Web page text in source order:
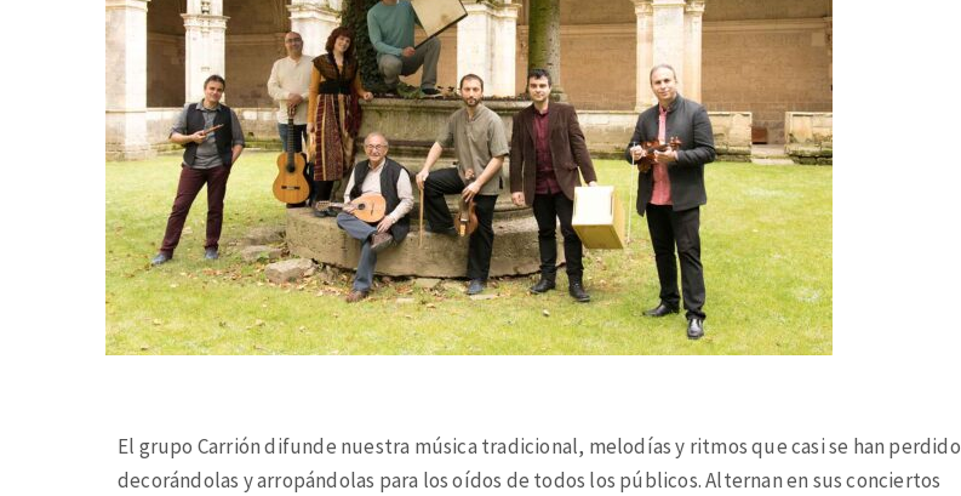
El grupo Carrión difunde nuestra música tradicional, melodías y ritmos que casi se han perdido
decorándolas y arropándolas para los oídos de todos los públicos. Alternan en sus conciertos